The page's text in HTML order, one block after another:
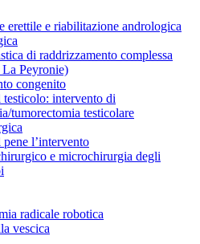
erettile e riabilitazione andrologica
di raddrizzamento complessa
Peyronie)
congenito
testicolo: intervento di
tumorectomia testicolare
l’intervento
e microchirurgia degli
radicale robotica
vescica